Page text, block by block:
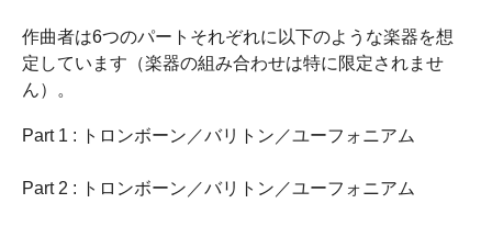
作曲者は6つのパートそれぞれに以下のような楽器を想
定しています（楽器の組み合わせは特に限定されませ
ん）。
Part 1 : トロンボーン／バリトン／ユーフォニアム
Part 2 : トロンボーン／バリトン／ユーフォニアム